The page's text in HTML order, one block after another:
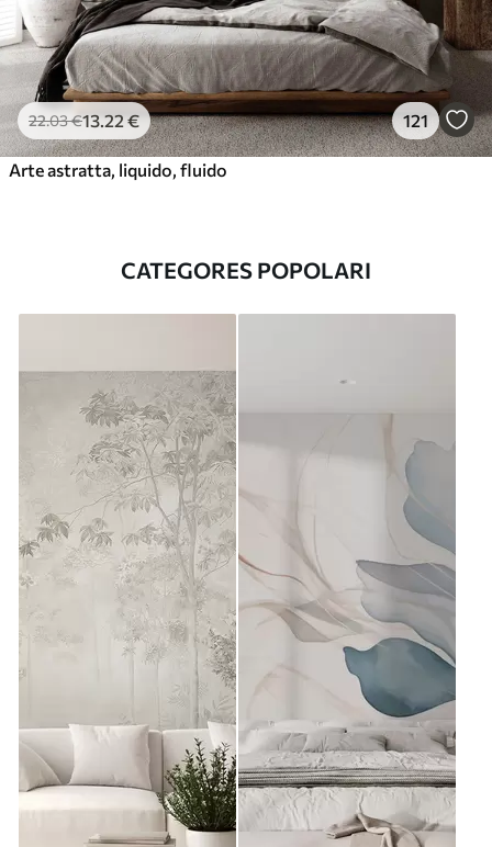
22.03€13.22 € 121
Arte astratta, liquido, fluido
CATEGORES POPOLARI